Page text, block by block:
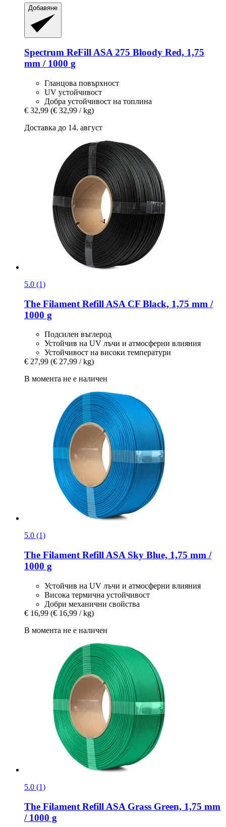
Добавяне
Spectrum ReFill ASA 275 Bloody Red, 1,75
mm / 1000 g
Гланцова повърхност
UV устойчивост
Добра устойчивост на топлина
€ 32,99 (€ 32,99 / kg)
Доставка до 14. август
5.0 (1)
The Filament Refill ASA CF Black, 1,75 mm /
1000 g
Подсилен въглерод
Устойчив на UV лъчи и атмосферни влияния
Устойчивост на високи температури
€ 27,99 (€ 27,99 / kg)
В момента не е наличен
5.0 (1)
The Filament Refill ASA Sky Blue, 1,75 mm /
1000 g
Устойчив на UV лъчи и атмосферни влияния
Висока термична устойчивост
Добри механични свойства
€ 16,99 (€ 16,99 / kg)
В момента не е наличен
5.0 (1)
The Filament Refill ASA Grass Green, 1,75 mm
/ 1000 g